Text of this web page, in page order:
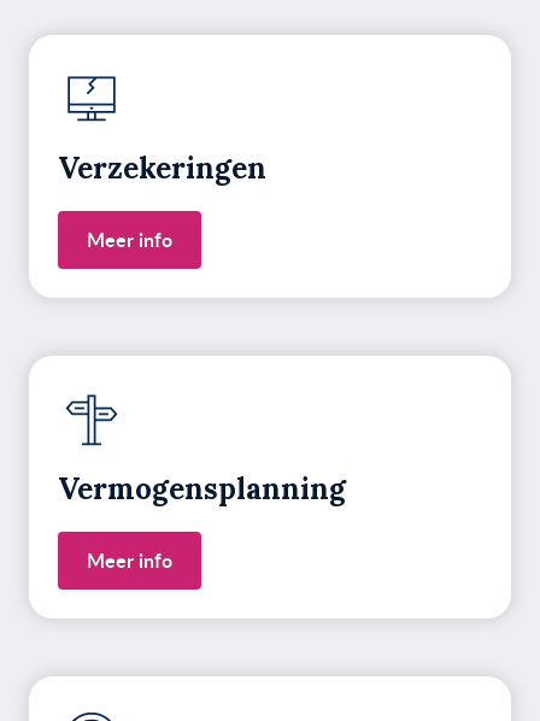
Verzekeringen
Meer info
Vermogens­planning
Meer info